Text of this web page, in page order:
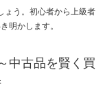
ょう。初心者から上級者
明かします。
中古品を賢く買